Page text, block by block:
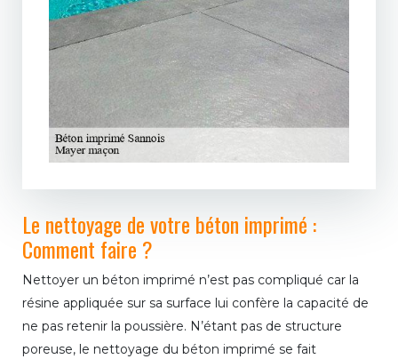
Le nettoyage de votre béton imprimé :
Comment faire ?
Nettoyer un béton imprimé n’est pas compliqué car la
résine appliquée sur sa surface lui confère la capacité de
ne pas retenir la poussière. N’étant pas de structure
poreuse, le nettoyage du béton imprimé se fait